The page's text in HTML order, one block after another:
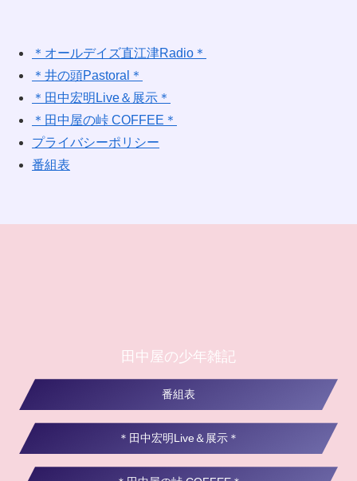
＊オールデイズ直江津Radio＊
＊井の頭Pastoral＊
＊田中宏明Live＆展示＊
＊田中屋の峠 COFFEE＊
プライバシーポリシー
番組表
田中屋の少年雑記
番組表
＊田中宏明Live＆展示＊